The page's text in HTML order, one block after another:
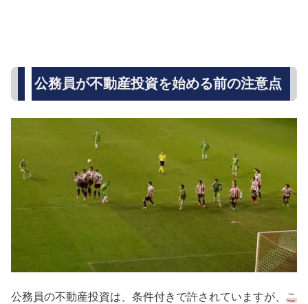
公務員が不動産投資を始める前の注意点
公務員の不動産投資は、条件付きで許されていますが、 こ